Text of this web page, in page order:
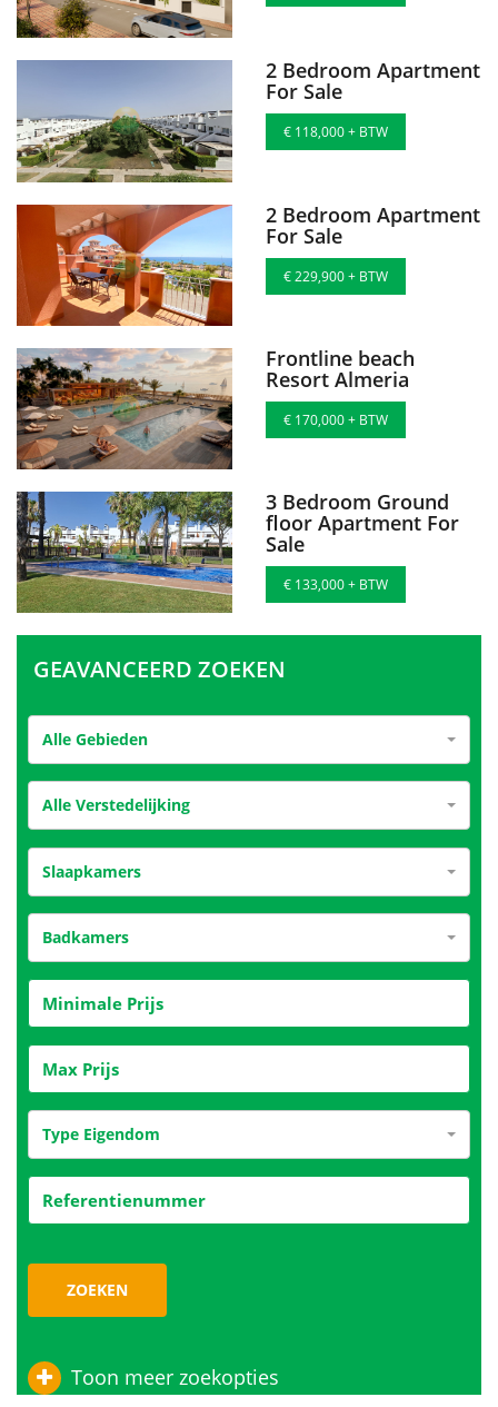
2 Bedroom Apartment
For Sale
€ 118,000 + BTW
2 Bedroom Apartment
For Sale
€ 229,900 + BTW
Frontline beach
Resort Almeria
€ 170,000 + BTW
3 Bedroom Ground
floor Apartment For
Sale
€ 133,000 + BTW
GEAVANCEERD ZOEKEN
Alle Gebieden
Alle Verstedelijking
Slaapkamers
Badkamers
Type Eigendom
ZOEKEN
Toon meer zoekopties